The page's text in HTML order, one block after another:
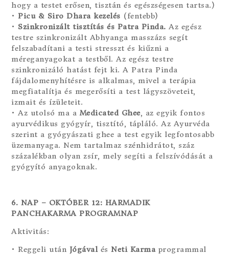
hogy a testet erősen, tisztán és egészségesen tartsa.)
•Picu & Siro Dhara kezelés (fentebb)
• Szinkronizált tisztítás és Patra Pinda. Az egész
testre szinkronizált Abhyanga masszázs segít
felszabadítani a testi stresszt és kiűzni a
méreganyagokat a testből. Az egész testre
szinkronizáló hatást fejt ki. A Patra Pinda
fájdalomenyhítésre is alkalmas, mivel a terápia
megfiatalítja és megerősíti a test lágyszöveteit,
izmait és ízületeit.
• Az utolsó ma aMedicated Ghee, az egyik fontos
ayurvédikus gyógyír, tisztító, tápláló. Az Ayurvéda
szerint a gyógyászati ghee a test egyik legfontosabb
üzemanyaga. Nem tartalmaz szénhidrátot, száz
százalékban olyan zsír, mely segíti a felszívódását a
gyógyító anyagoknak.
6. NAP – OKTÓBER 12: HARMADIK
PANCHAKARMA PROGRAMNAP
Aktivitás:
• Reggeli után JógávalésNeti Karma programmal